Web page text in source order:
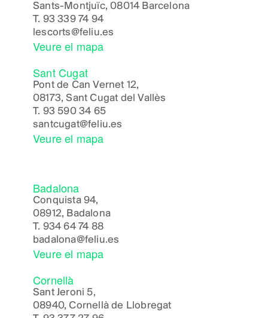
Sants-Montjuïc, 08014 Barcelona
T. 93 339 74 94
lescorts@feliu.es
Veure el mapa
Sant Cugat
Pont de Can Vernet 12,
08173, Sant Cugat del Vallès
T. 93 590 34 65
santcugat@feliu.es
Veure el mapa
Badalona
Conquista 94,
08912, Badalona
T. 934 64 74 88
badalona@feliu.es
Veure el mapa
Cornellà
Sant Jeroni 5,
08940, Cornellà de Llobregat